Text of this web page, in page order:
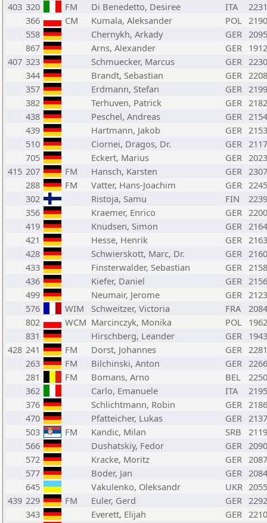
403 320 FM Di Benedetto, Desiree ITA
2231
366
CM Kumala, Aleksander POL 2190
558
Chernykh, Arkady GER 2095
867
Arns, Alexander GER 1912
407 323 Schmuecker, Marcus GER 2230
344
Brandt, Sebastian GER 2208
357
Erdmann, Stefan GER 2199
382
Terhuven, Patrick GER 2182
438
Peschel, Andreas GER 2154
439
Hartmann, Jakob GER 2153
510
Ciornei, Dragos, Dr. GER 2117
705
Eckert, Marius GER 2023
415 207 FM Hansch, Karsten GER 2307
288
FM Vatter, Hans-Joachim GER 2245
302
Ristoja, Samu FIN
2239
356
Kraemer, Enrico GER 2200
419
Knudsen, Simon GER 2164
421
Hesse, Henrik GER 2163
428
Schwierskott, Marc, Dr. GER 2160
433
Finsterwalder, Sebastian GER 2158
436
Kiefer, Daniel GER 2156
499
Neumair, Jerome GER 2123
576
WIM Schweitzer, Victoria FRA
2084
802
WCM Marcinczyk, Monika POL 1962
831
Hirschberg, Leander GER 1943
428 241 FM Dorst, Johannes GER 2281
263
FM Bilchinski, Anton GER 2266
281
FM Bomans, Arno BEL
2250
362
Carlo, Emanuele ITA
2195
376
Schlichtmann, Robin GER 2186
470
Pfatteicher, Lukas GER 2137
503
FM Kandic, Milan SRB
2119
566
Dushatskiy, Fedor GER 2090
572
Kracke, Moritz GER 2087
577
Boder, Jan GER 2084
645
Vakulenko, Oleksandr UKR 2055
439 229 FM Euler, Gerd GER 2292
343
Everett, Elijah GER 2210